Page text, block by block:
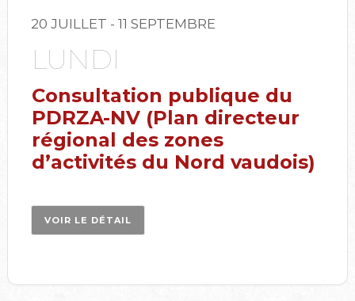
20 JUILLET - 11 SEPTEMBRE
LUNDI
Consultation publique du
PDRZA-NV (Plan directeur
régional des zones
d’activités du Nord vaudois)
VOIR LE DÉTAIL